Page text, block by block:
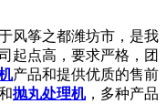
筝之都潍坊市，是我
起点高，要求严格，团
产品和提供优质的售前
抛丸处理机，多种产品